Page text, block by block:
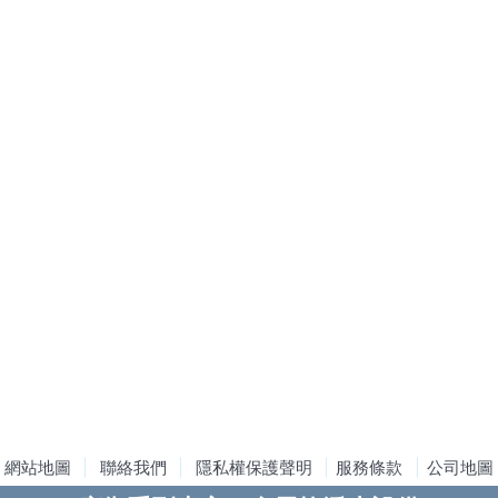
網站地圖 聯絡我們 隱私權保護聲明 服務條款 公司地圖